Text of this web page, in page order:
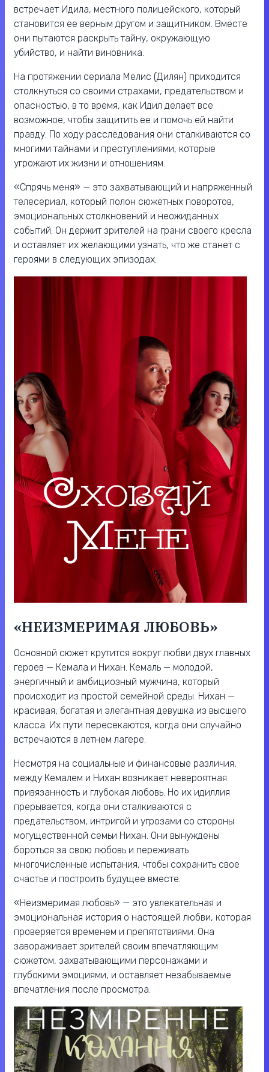
встречает Идила, местного полицейского, который
становится ее верным другом и защитником. Вместе
они пытаются раскрыть тайну, окружающую
убийство, и найти виновника.
На протяжении сериала Мелис (Дилян) приходится
столкнуться со своими страхами, предательством и
опасностью, в то время, как Идил делает все
возможное, чтобы защитить ее и помочь ей найти
правду. По ходу расследования они сталкиваются со
многими тайнами и преступлениями, которые
угрожают их жизни и отношениям.
«Спрячь меня» — это захватывающий и напряженный
телесериал, который полон сюжетных поворотов,
эмоциональных столкновений и неожиданных
событий. Он держит зрителей на грани своего кресла
и оставляет их желающими узнать, что же станет с
героями в следующих эпизодах.
«НЕИЗМЕРИМАЯ ЛЮБОВЬ»
Основной сюжет крутится вокруг любви двух главных
героев — Кемала и Нихан. Кемаль — молодой,
энергичный и амбициозный мужчина, который
происходит из простой семейной среды. Нихан —
красивая, богатая и элегантная девушка из высшего
класса. Их пути пересекаются, когда они случайно
встречаются в летнем лагере.
Несмотря на социальные и финансовые различия,
между Кемалем и Нихан возникает невероятная
привязанность и глубокая любовь. Но их идиллия
прерывается, когда они сталкиваются с
предательством, интригой и угрозами со стороны
могущественной семьи Нихан. Они вынуждены
бороться за свою любовь и переживать
многочисленные испытания, чтобы сохранить свое
счастье и построить будущее вместе.
«Неизмеримая любовь» — это увлекательная и
эмоциональная история о настоящей любви, которая
проверяется временем и препятствиями. Она
завораживает зрителей своим впечатляющим
сюжетом, захватывающими персонажами и
глубокими эмоциями, и оставляет незабываемые
впечатления после просмотра.